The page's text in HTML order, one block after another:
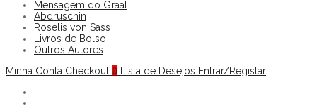
Mensagem do Graal
Abdruschin
Roselis von Sass
Livros de Bolso
Outros Autores
Minha Conta Checkout 0 Lista de Desejos Entrar/Registar